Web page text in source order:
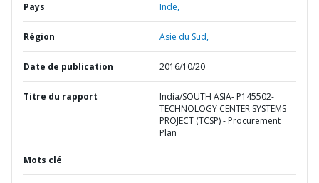
Pays Inde,
Région Asie du Sud,
Date de publication 2016/10/20
Titre du rapport
India/SOUTH ASIA- P145502-
TECHNOLOGY CENTER SYSTEMS
PROJECT (TCSP) - Procurement
Plan
Mots clé